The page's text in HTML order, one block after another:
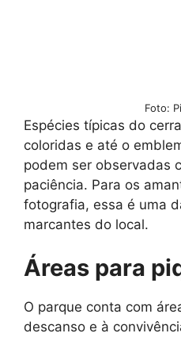
Foto:
Espécies típicas do
coloridas e até o
podem ser observadas
paciência. Para os
fotografia, essa é uma
marcantes do local.
Áreas para
O parque conta com
descanso e à